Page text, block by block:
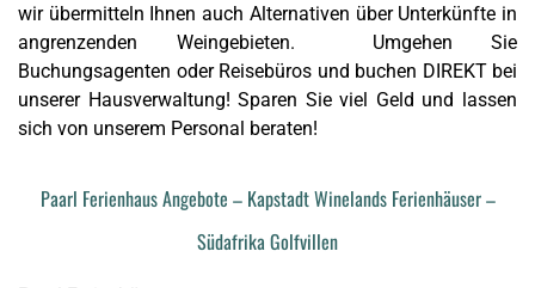
wir übermitteln Ihnen auch Alternativen über Unterkünfte in
angrenzenden Weingebieten. Umgehen Sie
Buchungsagenten oder Reisebüros und buchen DIREKT bei
unserer Hausverwaltung! Sparen Sie viel Geld und lassen
sich von unserem Personal beraten!
Paarl Ferienhaus Angebote – Kapstadt Winelands Ferienhäuser –
Südafrika Golfvillen